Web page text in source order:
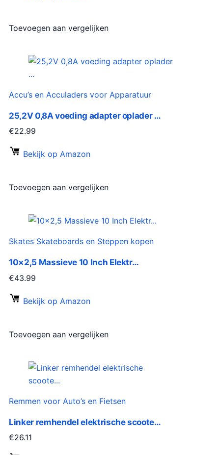
Toevoegen aan vergelijken
Accu’s en Acculaders voor Apparatuur
25,2V 0,8A voeding adapter oplader …
€22.99
Bekijk op Amazon
Toevoegen aan vergelijken
Skates Skateboards en Steppen kopen
10×2,5 Massieve 10 Inch Elektr…
€43.99
Bekijk op Amazon
Toevoegen aan vergelijken
Remmen voor Auto’s en Fietsen
Linker remhendel elektrische scoote…
€26.11